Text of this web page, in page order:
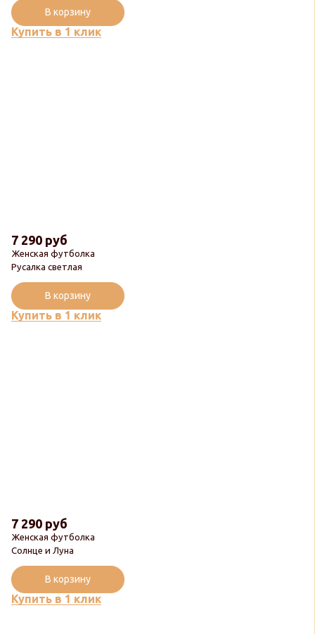
Купить в 1 клик
В корзину
Женская футболка
Русалка светлая
7 290 руб
Купить в 1 клик
В корзину
Женская футболка
Солнце и Луна
7 290 руб
Купить в 1 клик
В корзину